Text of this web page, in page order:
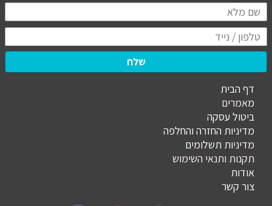
שלח
דף הבית
מאמרים
ביטול עסקה
מדיניות החזרה והחלפה
מדיניות תשלומים
תקנות ותנאי השימוש
אודות
צור קשר